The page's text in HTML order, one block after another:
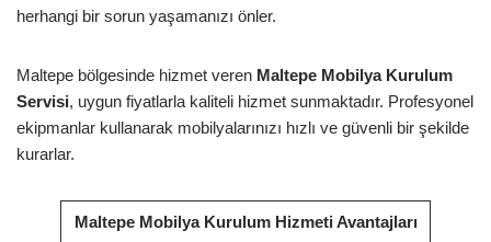
herhangi bir sorun yaşamanızı önler.
Maltepe bölgesinde hizmet veren Maltepe Mobilya Kurulum
Servisi, uygun fiyatlarla kaliteli hizmet sunmaktadır. Profesyonel
ekipmanlar kullanarak mobilyalarınızı hızlı ve güvenli bir şekilde
kurarlar.
Maltepe Mobilya Kurulum Hizmeti Avantajları